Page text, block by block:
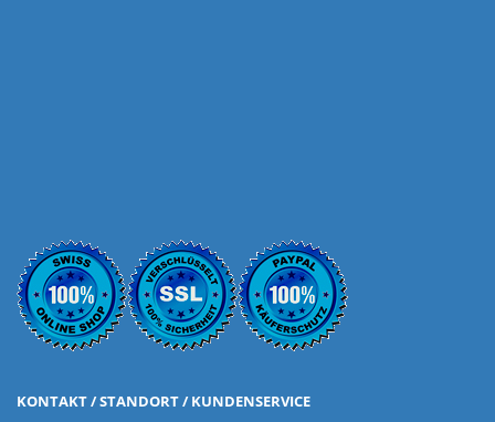
KONTAKT / STANDORT / KUNDENSERVICE